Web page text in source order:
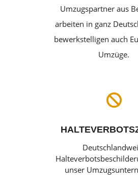
Umzugspartner aus
arbeiten in ganz
bewerkstelligen auch
Umzüge.

unser